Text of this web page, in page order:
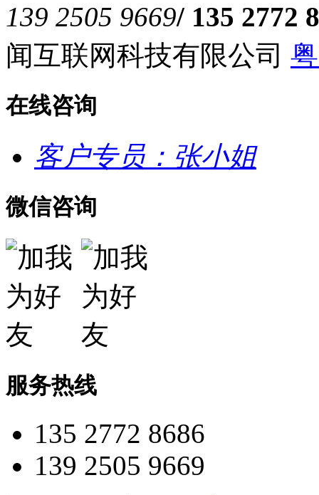
139 2505 9669/ 135 2772
闻互联网科技有限公司
在线咨询
客户专员：张小姐
微信咨询
服务热线
135 2772 8686
139 2505 9669